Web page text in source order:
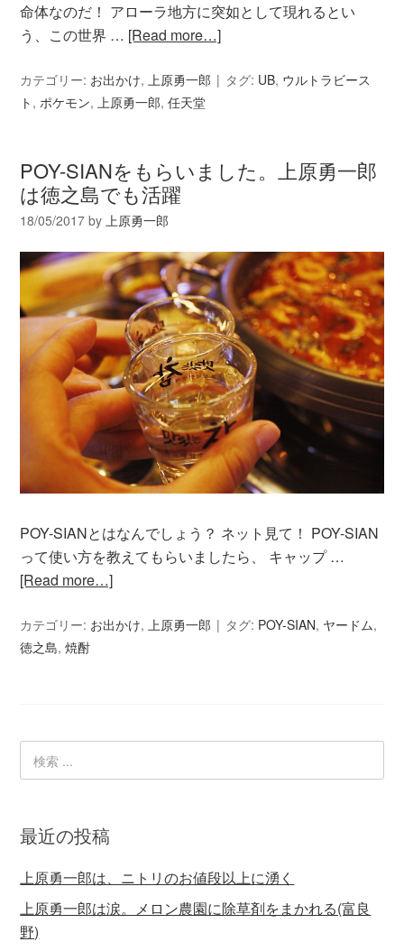
命体なのだ！ アローラ地方に突如として現れるとい
う、この世界 … [Read more…]
カテゴリー: お出かけ, 上原勇一郎 タグ: UB, ウルトラビース
ト , ポケモン, 上原勇一郎,任天堂
POY-SIANをもらいました。上原勇一郎
は徳之島でも活躍
18/05/2017 by 上原勇一郎
POY-SIANとはなんでしょう？ ネット見て！ POY-SIAN
って使い方を教えてもらいましたら、 キャップ …
[Read more…]
カテゴリー: お出かけ,上原勇一郎 タグ: POY-SIAN, ヤードム,
徳之島,焼酎
最近の投稿
上原勇一郎は、ニトリのお値段以上に湧く
上原勇一郎は涙。メロン農園に除草剤をまかれる(富良
野)